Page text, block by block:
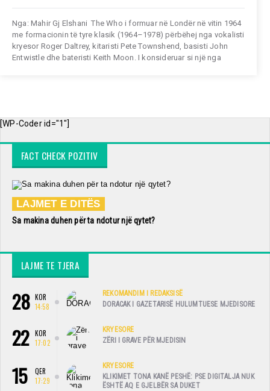
Nga: Mahir Gj Elshani The Who i formuar në Londër në vitin 1964
me formacionin të tyre klasik (1964–1978) përbëhej nga vokalisti
kryesor Roger Daltrey, kitaristi Pete Townshend, basisti John
Entwistle dhe bateristi Keith Moon. I konsideruar si një nga
[WP-Coder id="1"]
FACT CHECK POZITIV
LAJMET E DITËS
Sa makina duhen për ta ndotur një qytet?
LAJME TE TJERA
28 KOR
14:58
REKOMANDIM I REDAKSISË
DORACAK I GAZETARISË HULUMTUESE MJEDISORE
22
KOR
17:02
KRYESORE
ZËRI I GRAVE PËR MJEDISIN
15
QER
17:29
KRYESORE
KLIKIMET TONA KANË PESHË: PSE DIGITALJA NUK
ËSHTË AQ E GJELBËR SA DUKET